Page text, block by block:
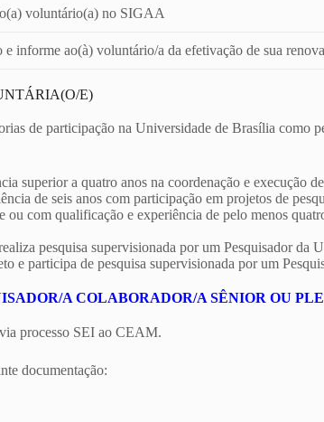
voluntário(a) no SIGAA
e informe ao(à) voluntário/a da efetivação de sua
E)
de participação na Universidade de Brasília como
superior a quatro anos na coordenação e execução
de seis anos com participação em projetos de
com qualificação e experiência de pelo menos
pesquisa supervisionada por um Pesquisador da
e participa de pesquisa supervisionada por um
A COLABORADOR/A SÊNIOR OU
processo SEI ao CEAM.
documentação: